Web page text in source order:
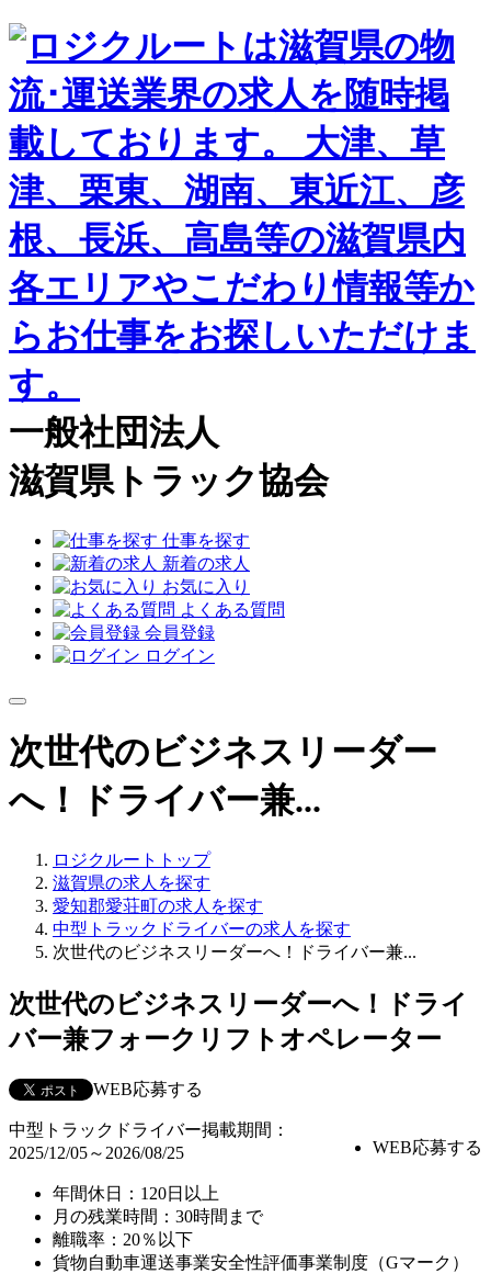
一般社団法人
滋賀県トラック協会
仕事を探す
新着の求人
お気に入り
よくある質問
会員登録
ログイン
次世代のビジネスリーダー
へ！ドライバー兼...
ロジクルートトップ
滋賀県の求人を探す
愛知郡愛荘町の求人を探す
中型トラックドライバーの求人を探す
次世代のビジネスリーダーへ！ドライバー兼...
次世代のビジネスリーダーへ！ドライ
バー兼フォークリフトオペレーター
WEB応募する
WEB応募する
中型トラックドライバー掲載期間：
2025/12/05～2026/08/25
年間休日：120日以上
月の残業時間：30時間まで
離職率：20％以下
貨物自動車運送事業安全性評価事業制度（Gマーク）